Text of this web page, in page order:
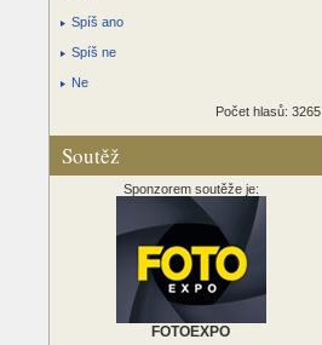
Spíš ano
Spíš ne
Ne
Počet hlasů: 3265
Soutěž
Sponzorem soutěže je:
FOTOEXPO